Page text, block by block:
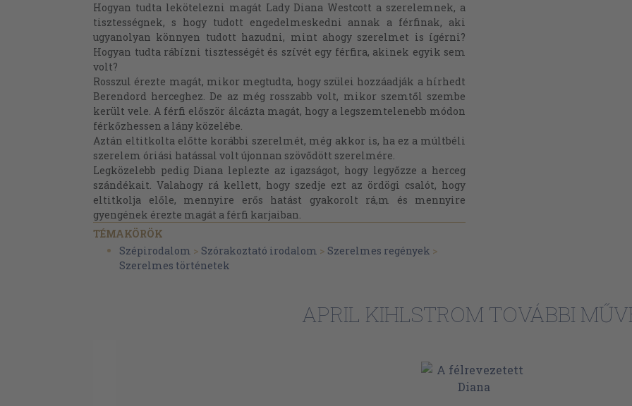
Hogyan tudta lekötelezni magát Lady Diana Westcott a szerelemnek, a
tisztességnek, s hogy tudott engedelmeskedni annak a férfinak, aki
ugyanolyan könnyen tudott hazudni, mint ahogy szerelmet is ígérni?
Hogyan tudta rábízni tisztességét és szívét egy férfira, akinek egyik sem
volt?
Rosszul érezte magát, mikor megtudta, hogy szülei hozzáadják a hírhedt
Berendord herceghez. De az még rosszabb volt, mikor szemtől szembe
került vele. A férfi először álcázta magát, hogy a legszemtelenebb módon
férkőzhessen a lány közelébe.
Aztán eltitkolta előtte korábbi szerelmét, még akkor is, ha ez a múltbéli
szerelem óriási hatással volt újonnan szövődött szerelmére.
Legközelebb pedig Diana leplezte az igazságot, hogy legyőzze a herceg
szándékait. Valahogy rá kellett, hogy szedje ezt az ördögi csalót, hogy
eltitkolja előle, mennyire erős hatást gyakorolt rá,m és mennyire
gyengének érezte magát a férfi karjaiban.
TÉMAKÖRÖK
Szépirodalom > Szórakoztató irodalom > Szerelmes regények >
Szerelmes történetek
APRIL KIHLSTROM TOVÁBBI